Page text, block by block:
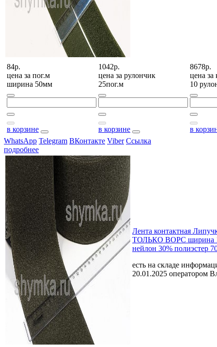
84р.
цена за пог.м
ширина 50мм
в корзине
1042р.
цена за рулончик
25пог.м
в корзине
8678р.
цена за
10
в
WhatsApp Telegram ВКонтакте Viber Ссылка
подробнее
Лента контактная
ТОЛЬКО ВОРС ширина
нейлон 30% полиэстер
есть на складе
20.01.2025 оператором